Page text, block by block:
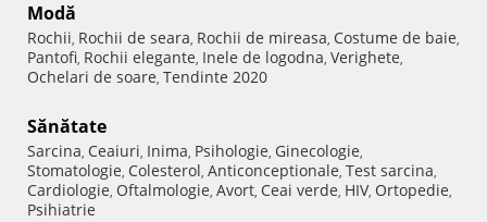
Modă
Rochii, Rochii de seara, Rochii de mireasa, Costume de baie,
Pantofi, Rochii elegante, Inele de logodna, Verighete,
Ochelari de soare, Tendinte 2020
Sănătate
Sarcina, Ceaiuri, Inima, Psihologie, Ginecologie,
Stomatologie, Colesterol, Anticonceptionale, Test sarcina,
Cardiologie, Oftalmologie, Avort, Ceai verde, HIV, Ortopedie,
Psihiatrie